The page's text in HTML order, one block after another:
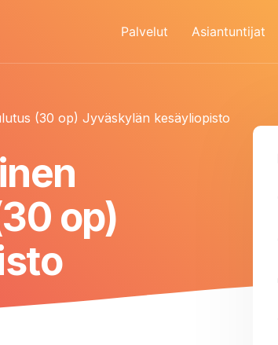
Palvelut Asiantuntijat
(30 op) Jyväskylän kesäyliopisto
op)